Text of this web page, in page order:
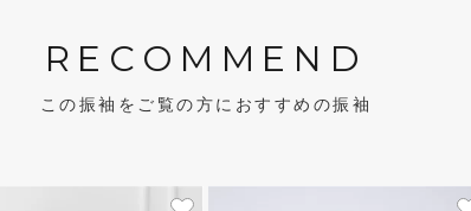
RECOMMEND
この振袖をご覧の方におすすめの振袖